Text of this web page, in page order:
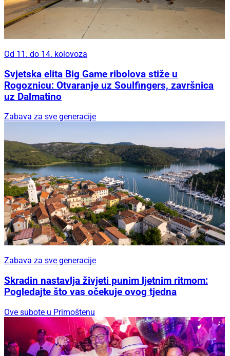
Od 11. do 14. kolovoza
Svjetska elita Big Game ribolova stiže u
Rogoznicu: Otvaranje uz Soulfingers, završnica
uz Dalmatino
Zabava za sve generacije
Zabava za sve generacije
Skradin nastavlja živjeti punim ljetnim ritmom:
Pogledajte što vas očekuje ovog tjedna
Ove subote u Primoštenu